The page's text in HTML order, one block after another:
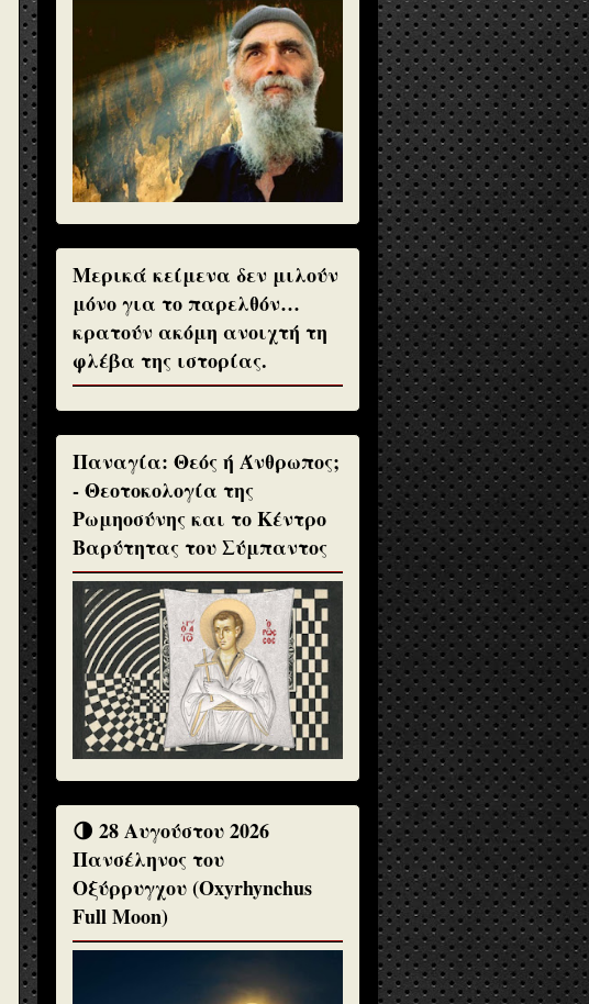
Μερικά κείμενα δεν μιλούν
μόνο για το παρελθόν…
κρατούν ακόμη ανοιχτή τη
φλέβα της ιστορίας.
Παναγία: Θεός ή Άνθρωπος;
- Θεοτοκολογία της
Ρωμηοσύνης και το Κέντρο
Βαρύτητας του Σύμπαντος
🌗 28 Αυγούστου 2026
Πανσέληνος του
Οξύρρυγχου (Oxyrhynchus
Full Moon)